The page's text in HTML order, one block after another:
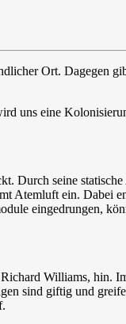
Ort. Dagegen
uns eine
Durch seine
ein. Dabei
eingedrungen,
Williams, hin.
sind giftig und